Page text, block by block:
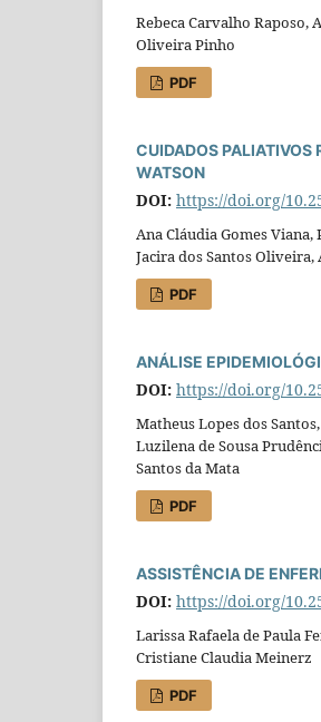
Rebeca Carvalho Raposo,
Oliveira Pinho
PDF
CUIDADOS PALIATIVOS
WATSON
DOI: https://doi.org/
Ana Cláudia Gomes
Jacira dos Santos
PDF
ANÁLISE
DOI: https://doi.org/
Matheus Lopes dos
Luzilena de Sousa
Santos da Mata
PDF
ASSISTÊNCIA DE
DOI: https://doi.org/
Larissa Rafaela de Paula
Cristiane Claudia Meinerz
PDF